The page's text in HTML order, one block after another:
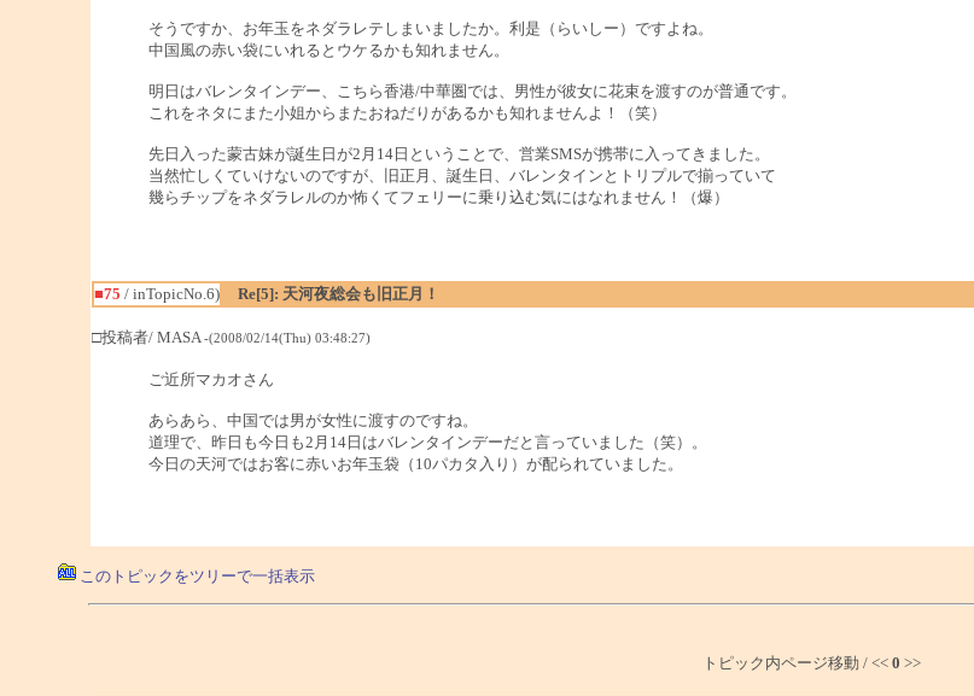
そうですか、お年玉をネダラレテしまいましたか。利是（らいしー）ですよね。
中国風の赤い袋にいれるとウケるかも知れません。
明日はバレンタインデー、こちら香港/中華圏では、男性が彼女に花束を渡すのが普通です。
これをネタにまた小姐からまたおねだりがあるかも知れませんよ！（笑）
先日入った蒙古妹が誕生日が2月14日ということで、営業SMSが携帯に入ってきました。
当然忙しくていけないのですが、旧正月、誕生日、バレンタインとトリプルで揃っていて
幾らチップをネダラレルのか怖くてフェリーに乗り込む気にはなれません！（爆）
■75 / inTopicNo.6)
Re[5]: 天河夜総会も旧正月！
□投稿者/ MASA-(2008/02/14(Thu) 03:48:27)
ご近所マカオさん
あらあら、中国では男が女性に渡すのですね。
道理で、昨日も今日も2月14日はバレンタインデーだと言っていました（笑）。
今日の天河ではお客に赤いお年玉袋（10パカタ入り）が配られていました。
このトピックをツリーで一括表示
トピック内ページ移動 / << 0 >>